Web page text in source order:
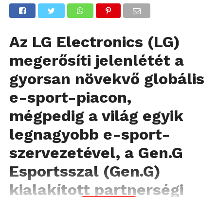
Az LG Electronics (LG)
megerősíti jelenlétét a
gyorsan növekvő globális
e-sport-piacon,
mégpedig a világ egyik
legnagyobb e-sport-
szervezetével, a Gen.G
Esportsszal (Gen.G)
kialakított partnerségi